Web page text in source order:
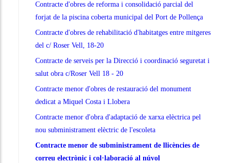
Contracte d'obres de reforma i consolidació parcial del
forjat de la piscina coberta municipal del Port de Pollença
Contracte d'obres de rehabilitació d'habitatges entre mitgeres
del c/ Roser Vell, 18-20
Contracte de serveis per la Direcció i coordinació seguretat i
salut obra c/Roser Vell 18 - 20
Contracte menor d'obres de restauració del monument
dedicat a Miquel Costa i Llobera
Contracte menor d'obra d'adaptació de xarxa elèctrica pel
nou subministrament elèctric de l'escoleta
Contracte menor de subministrament de llicències de
correu electrònic i col·laboració al núvol